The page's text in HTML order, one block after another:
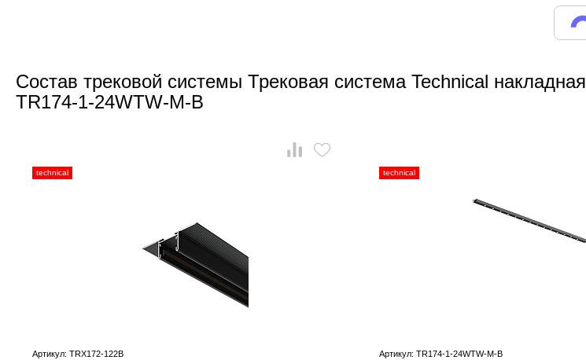
Состав трековой системы Трековая система Technical
TR174-1-24WTW-M-B
technical
Артикул: TRX172-122B
technical
Артикул: TR174-1-24WTW-M-B